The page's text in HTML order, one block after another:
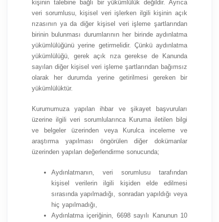
kişinin talebine bağlı bir yükümlülük değildir. Ayrıca
veri sorumlusu, kişisel veri işlerken ilgili kişinin açık
rızasının ya da diğer kişisel veri işleme şartlarından
birinin bulunması durumlarının her birinde aydınlatma
yükümlülüğünü yerine getirmelidir. Çünkü aydınlatma
yükümlülüğü, gerek açık rıza gerekse de Kanunda
sayılan diğer kişisel veri işleme şartlarından bağımsız
olarak her durumda yerine getirilmesi gereken bir
yükümlülüktür.
Kurumumuza yapılan ihbar ve şikayet başvuruları
üzerine ilgili veri sorumlularınca Kuruma iletilen bilgi
ve belgeler üzerinden veya Kurulca inceleme ve
araştırma yapılması öngörülen diğer dokümanlar
üzerinden yapılan değerlendirme sonucunda;
Aydınlatmanın, veri sorumlusu tarafından
kişisel verilerin ilgili kişiden elde edilmesi
sırasında yapılmadığı, sonradan yapıldığı veya
hiç yapılmadığı,
Aydınlatma içeriğinin, 6698 sayılı Kanunun 10